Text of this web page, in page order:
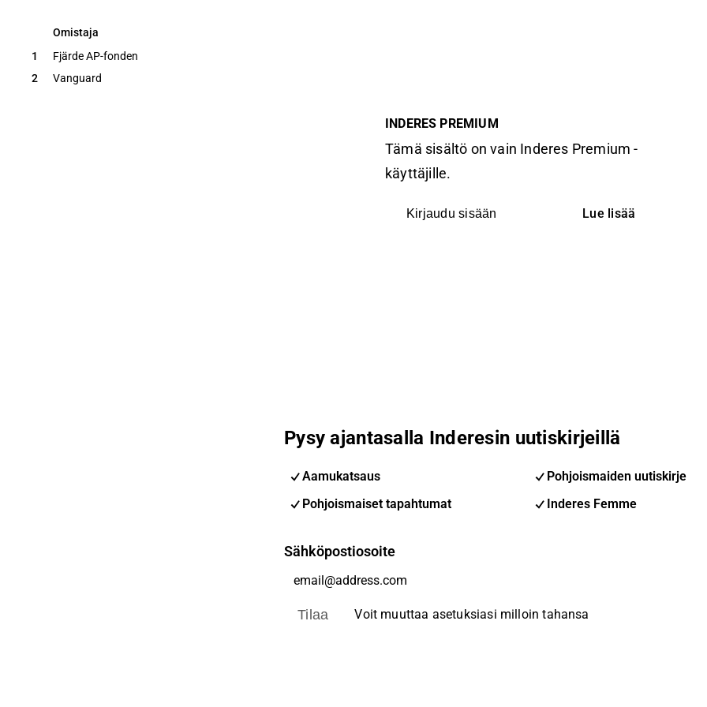
Omistaja
Omistaja
1
Fjärde AP-fonden
2
Vanguard
INDERES PREMIUM
Tämä sisältö on vain Inderes Premium -
käyttäjille.
Kirjaudu sisään Lue lisää
Pysy ajantasalla Inderesin uutiskirjeillä
Aamukatsaus
Pohjoismaiden uutiskirje
Pohjoismaiset tapahtumat
Inderes Femme
Sähköpostiosoite
Tilaa Voit muuttaa asetuksiasi milloin tahansa